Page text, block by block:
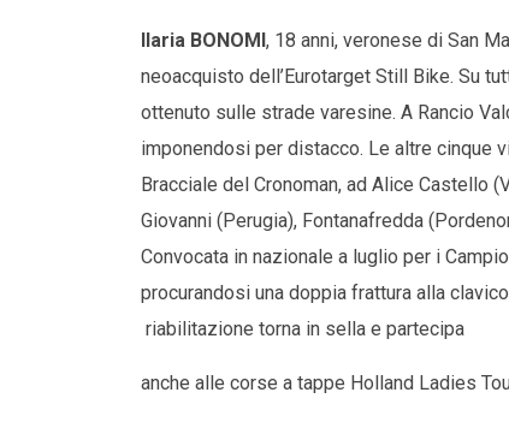
Ilaria BONOMI, 18 anni, veronese di San
neoacquisto dell’Eurotarget Still Bike. Su
ottenuto sulle strade varesine. A Rancio
imponendosi per distacco. Le altre cinque
Bracciale del Cronoman, ad Alice Castello
Giovanni (Perugia), Fontanafredda
Convocata in nazionale a luglio per i
procurandosi una doppia frattura alla
riabilitazione torna in sella e partecipa
anche alle corse a tappe Holland Ladies